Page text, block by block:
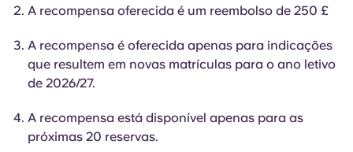
English (US)
Chinese
Selecione uma cidade
Selecione uma residência
Iniciar sessão
Reservar agora
A recompensa oferecida é um reembolso de 250 £
A recompensa é oferecida apenas para indicações
que resultem em novas matrículas para o ano letivo
de 2026/27.
A recompensa está disponível apenas para as
próximas 20 reservas.